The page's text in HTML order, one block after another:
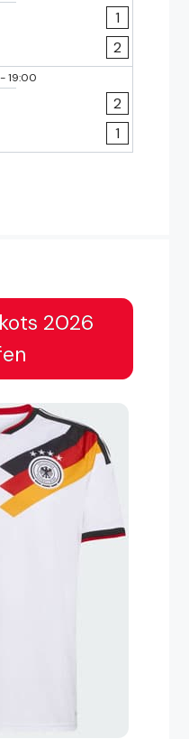
1
2
-19:00
2
1
2026